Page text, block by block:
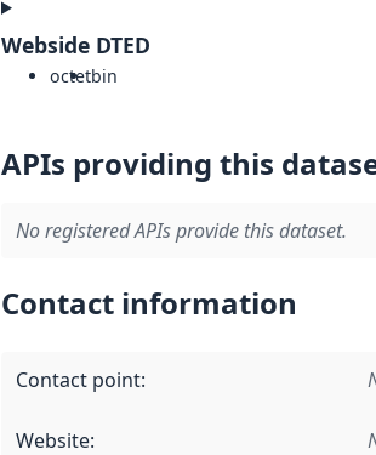
Webside DTED
octetbin
APIs providing this
No registered APIs provide this dataset.
Contact information
Contact point:
Website: